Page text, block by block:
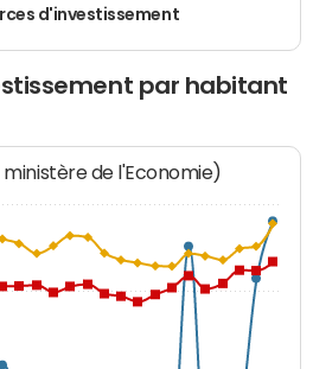
d'investissement
par habitant
ministère de l'Economie)